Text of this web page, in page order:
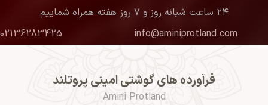
۲۴ ساعت شبانه روز و ۷ روز هفته همراه شماییم
info@aminiprotland.com
02136283425
فرآورده های گوشتی امینی پروتلند
Amini Protland